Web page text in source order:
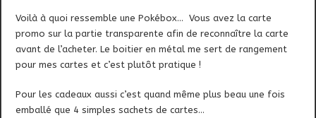
Voilà à quoi ressemble une Pokébox… Vous avez la carte
promo sur la partie transparente afin de reconnaître la carte
avant de l’acheter. Le boitier en métal me sert de rangement
pour mes cartes et c’est plutôt pratique !
Pour les cadeaux aussi c’est quand même plus beau une fois
emballé que 4 simples sachets de cartes…